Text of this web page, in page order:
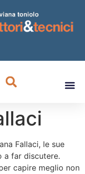
Fallaci, le sue
a far discutere.
capire meglio non